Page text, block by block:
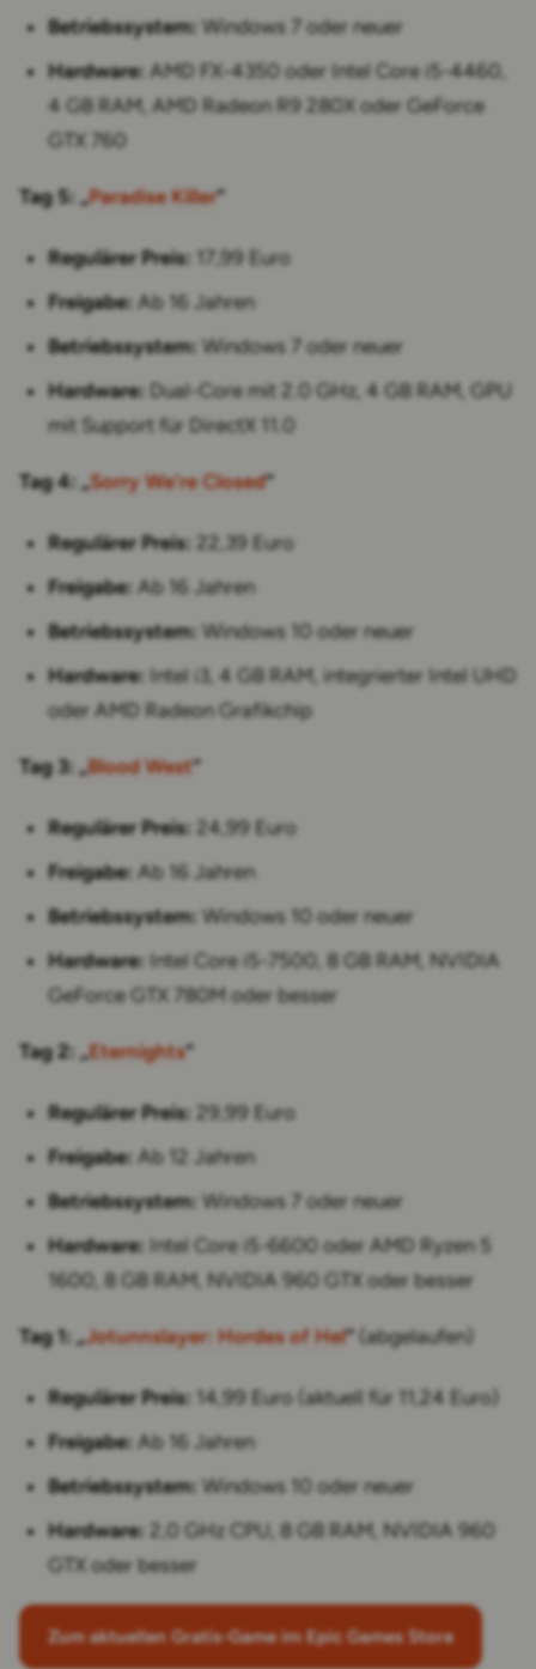
Betriebssystem: Windows 7 oder neuer
Hardware: AMD FX-4350 oder Intel Core i5-4460,
4 GB RAM, AMD Radeon R9 280X oder GeForce
GTX 760
Tag 5: „Paradise Killer“
Regulärer Preis:
17,99 Euro
Freigabe: Ab 16 Jahren
Betriebssystem: Windows 7 oder neuer
Hardware:
Dual-Core mit 2.0 GHz, 4 GB RAM, GPU
mit Support für DirectX 11.0
Tag 4: „Sorry We're Closed“
Regulärer Preis:
22,39 Euro
Freigabe: Ab 16 Jahren
Betriebssystem: Windows 10 oder neuer
Hardware: Intel i3, 4 GB RAM, integrierter Intel UHD
oder AMD Radeon Grafikchip
Tag 3: „Blood West“
Regulärer Preis:
24,99 Euro
Freigabe: Ab 16 Jahren
Betriebssystem: Windows 10 oder neuer
Hardware: Intel Core i5-7500, 8 GB RAM, NVIDIA
GeForce GTX 780M oder besser
Tag 2: „Eternights“
Regulärer Preis:
29,99 Euro
Freigabe: Ab 12 Jahren
Betriebssystem: Windows 7 oder neuer
Hardware: Intel Core i5-6600 oder AMD Ryzen 5
1600, 8 GB RAM, NVIDIA 960 GTX oder besser
Tag 1: „Jotunnslayer: Hordes of Hel“ (abgelaufen)
Regulärer Preis: 14,99 Euro (aktuell für 11,24 Euro)
Freigabe: Ab 16 Jahren
Betriebssystem: Windows 10 oder neuer
Hardware: 2,0 GHz CPU, 8 GB RAM, NVIDIA 960
GTX oder besser
Zum aktuellen Gratis-Game im Epic Games Store